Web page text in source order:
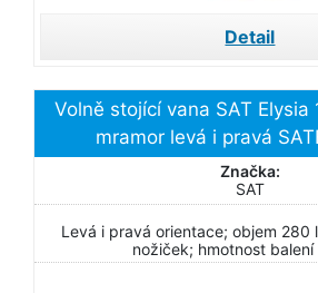
Detail
Volně stojící vana SAT
mramor levá i pravá
Značka:
SAT
Levá i pravá orientace; objem 280
nožiček; hmotnost balení